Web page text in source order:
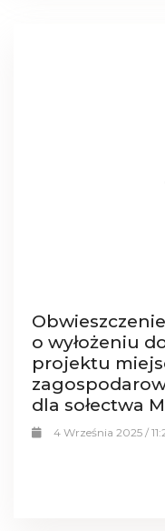
o wyłożeniu
projektu
dla sołectwa
4 Września 2025 /